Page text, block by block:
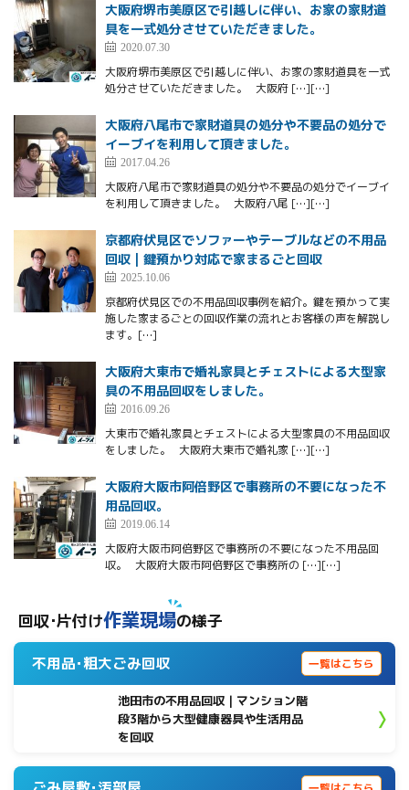
大阪府堺市美原区で引越しに伴い、お家の家財道
具を一式処分させていただきました。
2020.07.30
大阪府堺市美原区で引越しに伴い、お家の家財道具を一式
処分させていただきました。 大阪府 […][…]
大阪府八尾市で家財道具の処分や不要品の処分で
イーブイを利用して頂きました。
2017.04.26
大阪府八尾市で家財道具の処分や不要品の処分でイーブイ
を利用して頂きました。 大阪府八尾 […][…]
京都府伏見区でソファーやテーブルなどの不用品
回収 | 鍵預かり対応で家まるごと回収
2025.10.06
京都府伏見区での不用品回収事例を紹介。鍵を預かって実
施した家まるごとの回収作業の流れとお客様の声を解説し
ます。[…]
大阪府大東市で婚礼家具とチェストによる大型家
具の不用品回収をしました。
2016.09.26
大東市で婚礼家具とチェストによる大型家具の不用品回収
をしました。 大阪府大東市で婚礼家 […][…]
大阪府大阪市阿倍野区で事務所の不要になった不
用品回収。
2019.06.14
大阪府大阪市阿倍野区で事務所の不要になった不用品回
収。 大阪府大阪市阿倍野区で事務所の […][…]
回収･片付け作業現場の様子
不用品･粗大ごみ回収 一覧はこちら
池田市の不用品回収｜マンション階
段3階から大型健康器具や生活用品
を回収